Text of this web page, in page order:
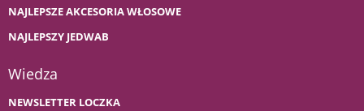
NAJLEPSZE AKCESORIA WŁOSOWE
NAJLEPSZY JEDWAB
Wiedza
NEWSLETTER LOCZKA